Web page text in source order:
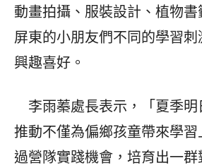
動畫拍攝、服裝設計、植物
屏東的小朋友們不同的學習
興趣喜好。
李雨蓁處長表示，「夏季明
推動不僅為偏鄉孩童帶來學
過營隊實踐機會，培育出一